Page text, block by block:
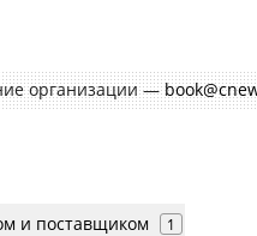
организации —
и поставщиком 1